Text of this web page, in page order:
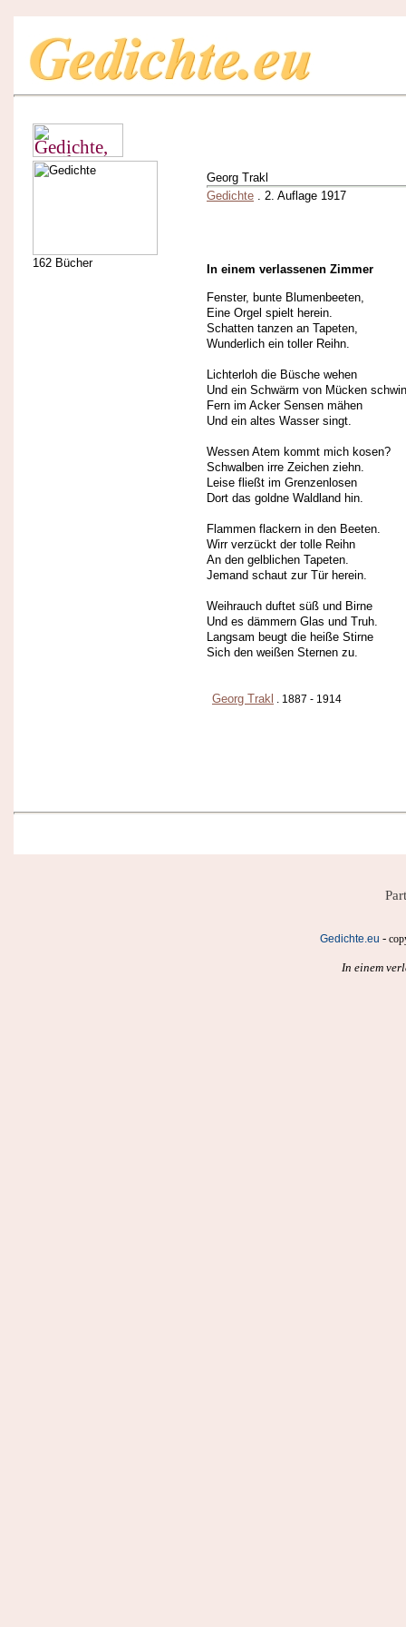
162 Bücher
Georg Trakl
Gedichte . 2. Auflage 1917
In einem verlassenen Zimmer
Fenster, bunte Blumenbeeten,
Eine Orgel spielt herein.
Schatten tanzen an Tapeten,
Wunderlich ein toller Reihn.
Lichterloh die Büsche wehen
Und ein Schwärm von Mücken
Fern im Acker Sensen mähen
Und ein altes Wasser singt.
Wessen Atem kommt mich kosen?
Schwalben irre Zeichen ziehn.
Leise fließt im Grenzenlosen
Dort das goldne Waldland hin.
Flammen flackern in den Beeten.
Wirr verzückt der tolle Reihn
An den gelblichen Tapeten.
Jemand schaut zur Tür herein.
Weihrauch duftet süß und Birne
Und es dämmern Glas und Truh.
Langsam beugt die heiße Stirne
Sich den weißen Sternen zu.
Georg Trakl . 1887 - 1914
Gedichte.eu -
In einem